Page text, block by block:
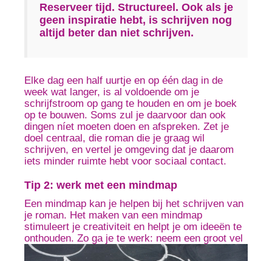
Reserveer tijd. Structureel. Ook als je
geen inspiratie hebt, is schrijven nog
altijd beter dan niet schrijven.
Elke dag een half uurtje en op één dag in de
week wat langer, is al voldoende om je
schrijfstroom op gang te houden en om je boek
op te bouwen. Soms zul je daarvoor dan ook
dingen níet moeten doen en afspreken. Zet je
doel centraal, die roman die je graag wil
schrijven, en vertel je omgeving dat je daarom
iets minder ruimte hebt voor sociaal contact.
Tip 2: werk met een mindmap
Een mindmap kan je helpen bij het schrijven van
je roman. Het maken van een mindmap
stimuleert je creativiteit en helpt je om ideeën te
onthouden. Zo ga je te werk: neem een groot vel